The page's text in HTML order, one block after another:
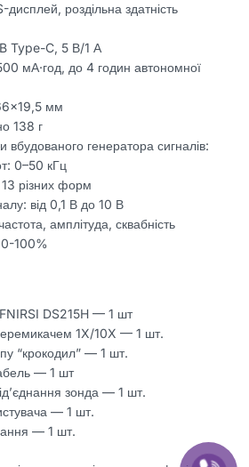
роздільна здатність
Type-C, 5 В/1 А
мА·год, до 4 годин автономної
мм
138 г
вбудованого генератора сигналів:
0–50 кГц
13 різних форм
від 0,1 В до 10 В
амплітуда, сквабність
0-100%
DS215H — 1 шт
1X/10X — 1 шт.
“крокодил” — 1 шт.
— 1 шт
зонда — 1 шт.
— 1 шт.
— 1 шт.